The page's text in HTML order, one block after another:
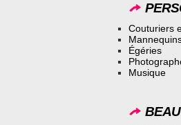
Couturiers
Égéries
Musique